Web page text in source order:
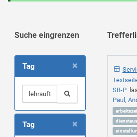
Suche eingrenzen
×
Tag
×
Tag
SB-P
Paul,